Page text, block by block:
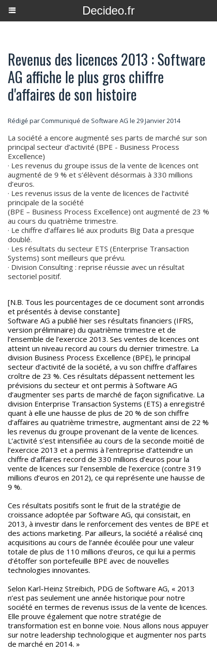
Decideo.fr
Revenus des licences 2013 : Software
AG affiche le plus gros chiffre
d'affaires de son histoire
Rédigé par Communiqué de Software AG le 29 Janvier 2014
La société a encore augmenté ses parts de marché sur son
principal secteur d’activité (BPE - Business Process
Excellence)
· Les revenus du groupe issus de la vente de licences ont
augmenté de 9 % et s’élèvent désormais à 330 millions
d’euros.
· Les revenus issus de la vente de licences de l’activité
principale de la société
(BPE – Business Process Excellence) ont augmenté de 23 %
au cours du quatrième trimestre.
· Le chiffre d’affaires lié aux produits Big Data a presque
doublé.
· Les résultats du secteur ETS (Enterprise Transaction
Systems) sont meilleurs que prévu.
· Division Consulting : reprise réussie avec un résultat
sectoriel positif.
[N.B. Tous les pourcentages de ce document sont arrondis
et présentés à devise constante]
Software AG a publié hier ses résultats financiers (IFRS,
version préliminaire) du quatrième trimestre et de
l’ensemble de l’exercice 2013. Ses ventes de licences ont
atteint un niveau record au cours du dernier trimestre. La
division Business Process Excellence (BPE), le principal
secteur d’activité de la société, a vu son chiffre d’affaires
croître de 23 %. Ces résultats dépassent nettement les
prévisions du secteur et ont permis à Software AG
d’augmenter ses parts de marché de façon significative. La
division Enterprise Transaction Systems (ETS) a enregistré
quant à elle une hausse de plus de 20 % de son chiffre
d’affaires au quatrième trimestre, augmentant ainsi de 22 %
les revenus du groupe provenant de la vente de licences.
L’activité s’est intensifiée au cours de la seconde moitié de
l’exercice 2013 et a permis à l’entreprise d’atteindre un
chiffre d’affaires record de 330 millions d’euros pour la
vente de licences sur l’ensemble de l’exercice (contre 319
millions d’euros en 2012), ce qui représente une hausse de
9 %.
Ces résultats positifs sont le fruit de la stratégie de
croissance adoptée par Software AG, qui consistait, en
2013, à investir dans le renforcement des ventes de BPE et
des actions marketing. Par ailleurs, la société a réalisé cinq
acquisitions au cours de l’année écoulée pour une valeur
totale de plus de 110 millions d’euros, ce qui lui a permis
d’étoffer son portefeuille BPE avec de nouvelles
technologies innovantes.
Selon Karl-Heinz Streibich, PDG de Software AG, « 2013
n’est pas seulement une année historique pour notre
société en termes de revenus issus de la vente de licences.
Elle prouve également que notre stratégie de
transformation est en bonne voie. Nous allons nous appuyer
sur notre leadership technologique et augmenter nos parts
de marché en 2014. »